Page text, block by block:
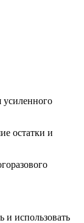
усиленного
остатки и
использовать